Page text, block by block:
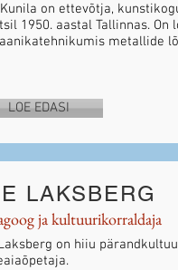
on ettevõtja,
1950. aastal Tallinnas. On
metallide
LOE EDASI
LAKSBERG
ja kultuurikorraldaja
on hiiu